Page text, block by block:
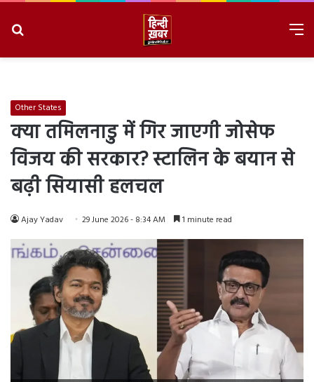
Other States
क्या तमिलनाडु में गिर जाएगी जोसेफ
विजय की सरकार? स्टालिन के बयान से
बढ़ी सियासी हलचल
Ajay Yadav 29 June 2026 - 8:34 AM 1 minute read